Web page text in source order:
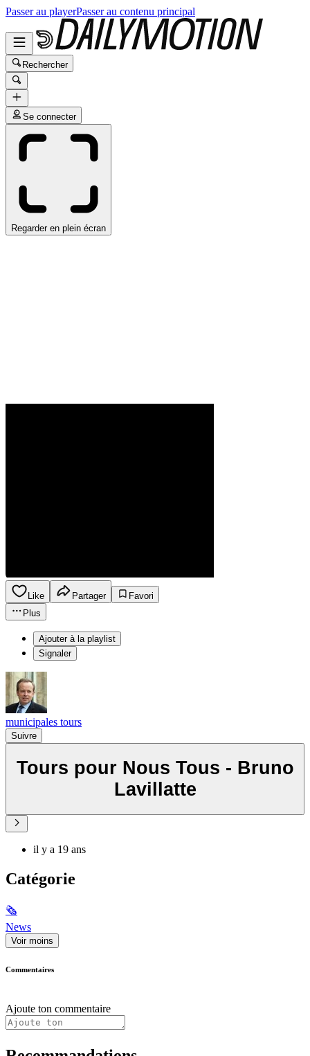
Passer au playerPasser au contenu principal
Rechercher
Se connecter
Regarder en plein écran
Like Partager
Favori
Plus
Ajouter à la playlist
Signaler
municipales tours
Suivre
Tours pour Nous Tous - Bruno
Lavillatte
il y a 19 ans
Catégorie
🗞
News
Voir moins
Commentaires
Ajoute ton commentaire